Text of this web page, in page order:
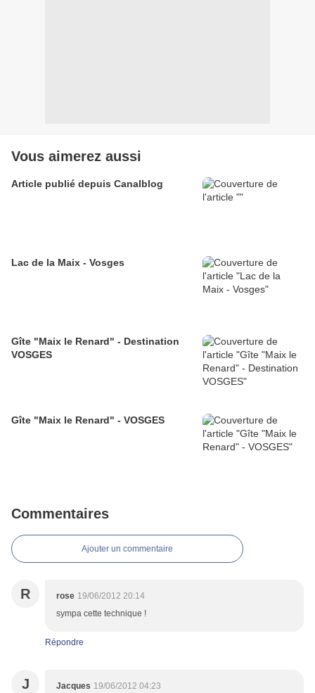
Vous aimerez aussi
Article publié depuis Canalblog
Lac de la Maix - Vosges
Gîte "Maix le Renard" - Destination
VOSGES
Gîte "Maix le Renard" - VOSGES
Commentaires
Ajouter un commentaire
R rose 19/06/2012 20:14
sympa cette technique !
Répondre
J Jacques 19/06/2012 04:23